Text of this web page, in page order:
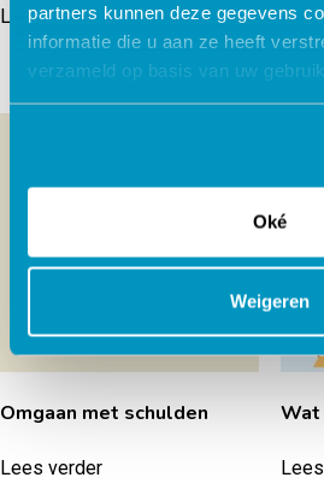
partners kunnen deze gegevens
informatie die u aan ze heeft
verzameld op basis van uw
Oké
Weigeren
Lees verder
Omgaan met schulden
Lees verder
Wat